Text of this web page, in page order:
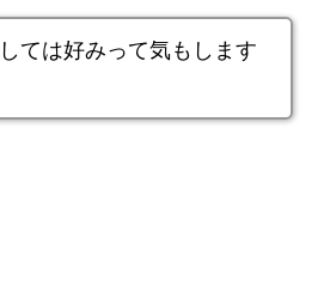
ては好みって気もします